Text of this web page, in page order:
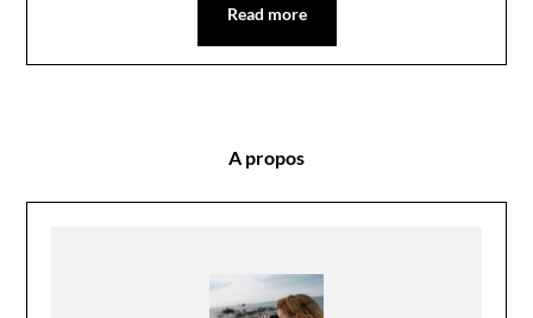
Read more
A propos